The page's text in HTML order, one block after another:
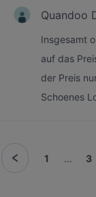
Quandoo
Insgesamt
auf das
der Preis
Schoenes
1 ... 3